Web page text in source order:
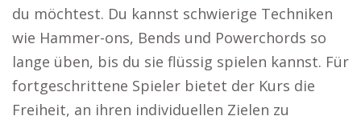
du möchtest. Du kannst schwierige Techniken
wie Hammer-ons, Bends und Powerchords so
lange üben, bis du sie flüssig spielen kannst. Für
fortgeschrittene Spieler bietet der Kurs die
Freiheit, an ihren individuellen Zielen zu